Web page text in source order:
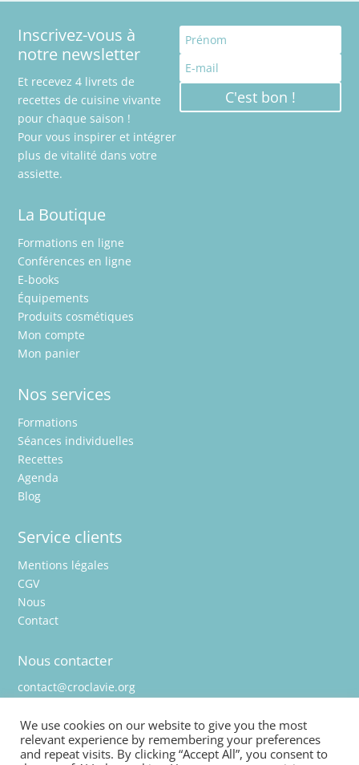
Inscrivez-vous à
notre newsletter
Et recevez 4 livrets de
recettes de cuisine vivante
pour chaque saison !
Pour vous inspirer et intégrer
plus de vitalité dans votre
assiette.
C'est bon !
La Boutique
Formations en ligne
Conférences en ligne
E-books
Équipements
Produits cosmétiques
Mon compte
Mon panier
Nos services
Formations
Séances individuelles
Recettes
Agenda
Blog
Service clients
Mentions légales
CGV
Nous
Contact
Nous contacter
contact@croclavie.org
Rejoignez-nous !
We use cookies on our website to give you the most
relevant experience by remembering your preferences
and repeat visits. By clicking “Accept All”, you consent to